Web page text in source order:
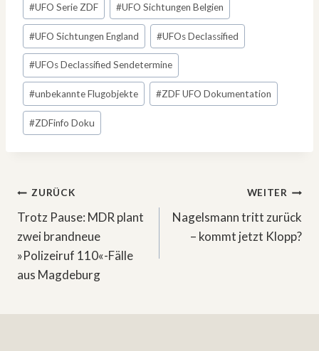
#UFO Serie ZDF #UFO Sichtungen Belgien
#UFO Sichtungen England #UFOs Declassified
#UFOs Declassified Sendetermine
#unbekannte Flugobjekte #ZDF UFO Dokumentation
#ZDFinfo Doku
Beitragsnavigation
ZURÜCK
Trotz Pause: MDR plant
zwei brandneue
»Polizeiruf 110«-Fälle
aus Magdeburg
WEITER
Nagelsmann tritt zurück
– kommt jetzt Klopp?